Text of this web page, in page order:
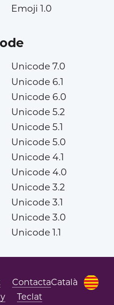
Emoji 1.0
Unicode 7.0
Unicode 6.1
Unicode 6.0
Unicode 5.2
Unicode 5.1
Unicode 5.0
Unicode 4.1
Unicode 4.0
Unicode 3.2
Unicode 3.1
Unicode 3.0
Unicode 1.1
Català
Contacta
Teclat